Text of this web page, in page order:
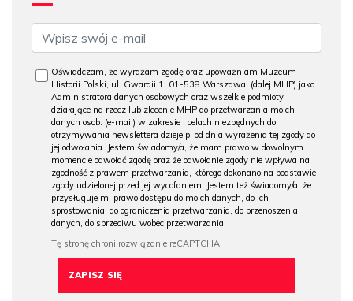
Oświadczam, że wyrażam zgodę oraz upoważniam Muzeum
Historii Polski, ul. Gwardii 1, 01-538 Warszawa, (dalej MHP) jako
Administratora danych osobowych oraz wszelkie podmioty
działające na rzecz lub zlecenie MHP do przetwarzania moich
danych osob. (e-mail) w zakresie i celach niezbędnych do
otrzymywania newslettera dzieje.pl od dnia wyrażenia tej zgody do
jej odwołania. Jestem świadomy/a, że mam prawo w dowolnym
momencie odwołać zgodę oraz że odwołanie zgody nie wpływa na
zgodność z prawem przetwarzania, którego dokonano na podstawie
zgody udzielonej przed jej wycofaniem. Jestem też świadomy/a, że
przysługuje mi prawo dostępu do moich danych, do ich
sprostowania, do ograniczenia przetwarzania, do przenoszenia
danych, do sprzeciwu wobec przetwarzania.